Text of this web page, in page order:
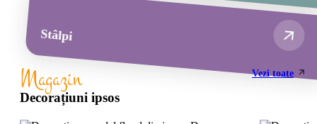
Stâlpi
Magazin
Decorațiuni ipsos
Vezi toate